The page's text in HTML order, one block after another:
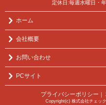
定休日:毎週水曜日・
ホーム
会社概要
お問い合わせ
PCサイト
プライバシーポリシー ｜
Copyright(c) 株式会社チェッ